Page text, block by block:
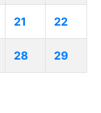
21 22
28 29